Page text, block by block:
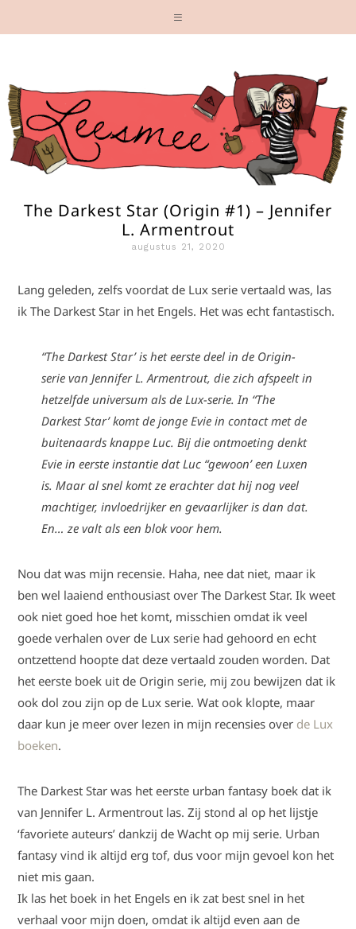
The Darkest Star (Origin #1) – Jennifer
L. Armentrout
augustus 21, 2020
Lang geleden, zelfs voordat de Lux serie vertaald was, las
ik The Darkest Star in het Engels. Het was echt fantastisch.
“The Darkest Star’ is het eerste deel in de Origin-
serie van Jennifer L. Armentrout, die zich afspeelt in
hetzelfde universum als de Lux-serie. In “The
Darkest Star’ komt de jonge Evie in contact met de
buitenaards knappe Luc. Bij die ontmoeting denkt
Evie in eerste instantie dat Luc “gewoon’ een Luxen
is. Maar al snel komt ze erachter dat hij nog veel
machtiger, invloedrijker en gevaarlijker is dan dat.
En… ze valt als een blok voor hem.
Nou dat was mijn recensie. Haha, nee dat niet, maar ik
ben wel laaiend enthousiast over The Darkest Star. Ik weet
ook niet goed hoe het komt, misschien omdat ik veel
goede verhalen over de Lux serie had gehoord en echt
ontzettend hoopte dat deze vertaald zouden worden. Dat
het eerste boek uit de Origin serie, mij zou bewijzen dat ik
ook dol zou zijn op de Lux serie. Wat ook klopte, maar
daar kun je meer over lezen in mijn recensies over de Lux
boeken.
The Darkest Star was het eerste urban fantasy boek dat ik
van Jennifer L. Armentrout las. Zij stond al op het lijstje
‘favoriete auteurs’ dankzij de Wacht op mij serie. Urban
fantasy vind ik altijd erg tof, dus voor mijn gevoel kon het
niet mis gaan.
Ik las het boek in het Engels en ik zat best snel in het
verhaal voor mijn doen, omdat ik altijd even aan de